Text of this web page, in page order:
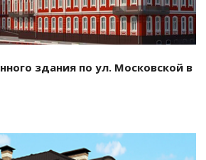
здания по ул. Московской в